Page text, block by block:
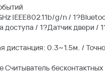
IEEE802.11b/g/n /
/ 1?Датчик двери /
0.3~1.5м. /
бесконтактных